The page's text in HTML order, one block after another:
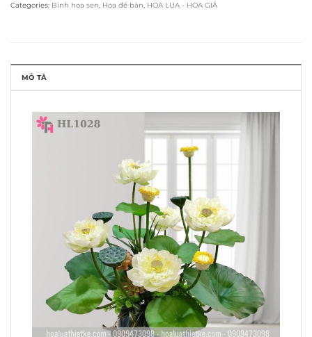
Categories: Bình hoa sen Hoa để bàn HOA LỤA - HOA GIẢ
MÔ TẢ